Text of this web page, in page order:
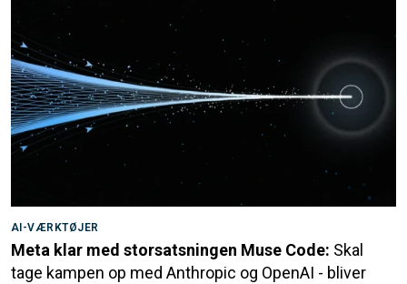
AI-VÆRKTØJER
Meta klar med storsatsningen Muse Code: Skal
tage kampen op med Anthropic og OpenAI - bliver